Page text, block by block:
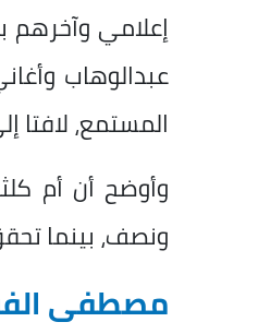
إعلامي وآخرهم
عبدالوهاب
المستمع، لافتا
وأوضح أن أم
ونصف، بينما
مصطفى